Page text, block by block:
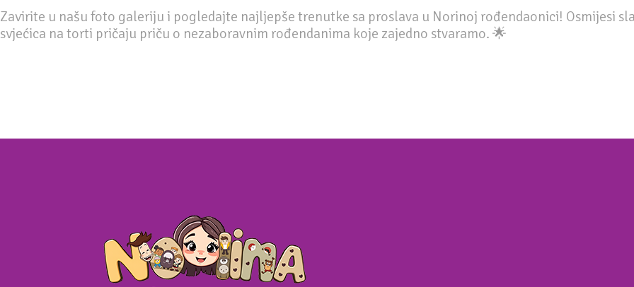
Zavirite u našu foto galeriju i pogledajte najljepše trenutke sa proslava u Norinoj rođendaonici! Osmijesi
svjećica na torti pričaju priču o nezaboravnim rođendanima koje zajedno stvaramo. 🌟